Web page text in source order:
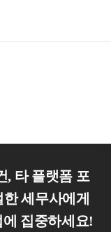
, 타 플랫폼 포
세무사에게
집중하세요!